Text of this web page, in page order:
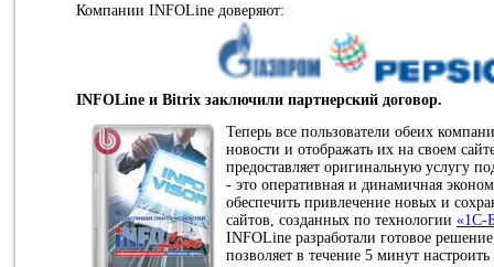
Компании INFOLine доверяют:
INFOLine и Bitrix заключили партнерский договор.
Теперь все пользователи обеих
новости и отображать их на своем
предоставляет оригинальную услугу
- это оперативная и динамичная
обеспечить привлечение новых и
сайтов, созданных по технологии «1C-
INFOLine разработали готовое
позволяет в течение 5 минут